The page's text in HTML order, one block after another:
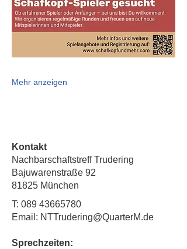
Mehr anzeigen
Kontakt
Nachbarschaftstreff Trudering
Bajuwarenstraße 92
81825 München
T: 089 43665780
Email: NTTrudering@QuarterM.de
Sprechzeiten: